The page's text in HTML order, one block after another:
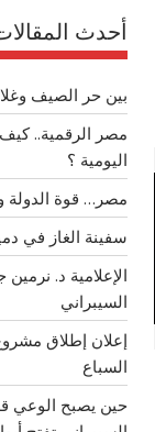
أحدث
بين حر الصيف
مصر الرقمية..
اليومية ؟
مصر… قوة
سفينة الغاز في
الإعلامية د.
السيبراني
إعلان إطلاق مشروع
السباع
حين يصبح الوعي